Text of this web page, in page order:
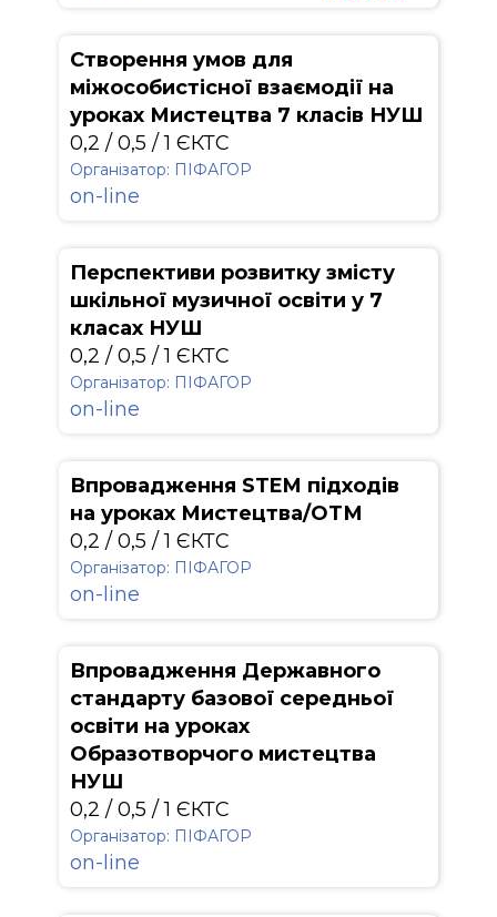
Створення умов для
міжособистісної взаємодії на
уроках Мистецтва 7 класів НУШ
0,2 / 0,5 / 1 ЄКТС
Організатор: ПІФАГОР
on-line
Перспективи розвитку змісту
шкільної музичної освіти у 7
класах НУШ
0,2 / 0,5 / 1 ЄКТС
Організатор: ПІФАГОР
on-line
Впровадження STEM підходів
на уроках Мистецтва/ОТМ
0,2 / 0,5 / 1 ЄКТС
Організатор: ПІФАГОР
on-line
Впровадження Державного
стандарту базової середньої
освіти на уроках
Образотворчого мистецтва
НУШ
0,2 / 0,5 / 1 ЄКТС
Організатор: ПІФАГОР
on-line